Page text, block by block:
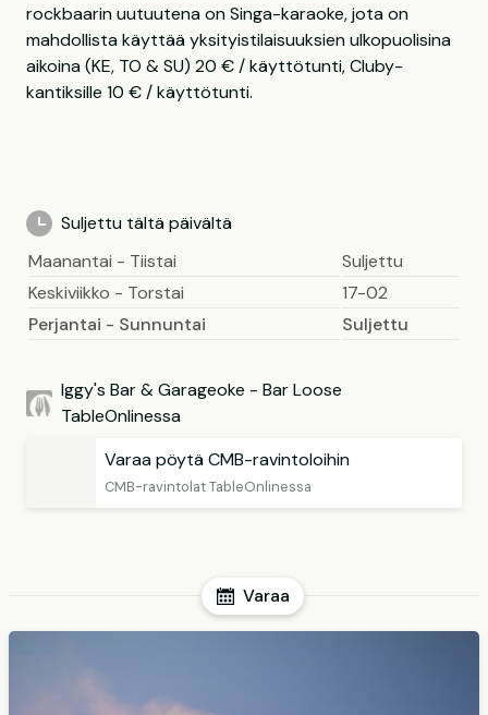
rockbaarin uutuutena on Singa-karaoke, jota on
mahdollista käyttää yksityistilaisuuksien ulkopuolisina
aikoina (KE, TO & SU) 20 € / käyttötunti, Cluby-
kantiksille 10 € / käyttötunti.
Suljettu tältä päivältä
Maanantai - Tiistai
Suljettu
Keskiviikko - Torstai
17-02
Perjantai - Sunnuntai
Suljettu
Iggy's Bar & Garageoke - Bar Loose
TableOnlinessa
Varaa pöytä CMB-ravintoloihin
CMB-ravintolat TableOnlinessa
Varaa